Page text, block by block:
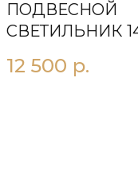
ПОДВЕСНОЙ
СВЕТИЛЬНИК
12 500 р.